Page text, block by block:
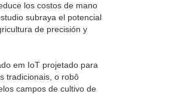
los costos de mano
subraya el potencial
de precisión y
em IoT projetado para
tradicionais, o robô
campos de cultivo de